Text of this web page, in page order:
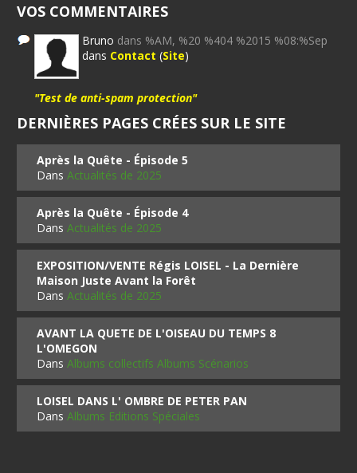
VOS COMMENTAIRES
Bruno dans %AM, %20 %404 %2015 %08:%Sep
dans Contact (Site)
"Test de anti-spam protection"
DERNIÈRES PAGES CRÉES SUR LE SITE
Après la Quête - Épisode 5
DansActualités de 2025
Après la Quête - Épisode 4
DansActualités de 2025
EXPOSITION/VENTE Régis LOISEL - La Dernière
Maison Juste Avant la Forêt
DansActualités de 2025
AVANT LA QUETE DE L'OISEAU DU TEMPS 8
L'OMEGON
DansAlbums collectifs Albums Scénarios
LOISEL DANS L' OMBRE DE PETER PAN
DansAlbums Editions Spéciales